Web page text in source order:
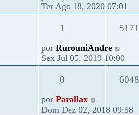
Ter Ago 18, 2020 07:01
1 5171
por RurouniAndre
Sex Jul 05, 2019 10:00
0 6048
por Parallax
Dom Dez 02, 2018 09:58